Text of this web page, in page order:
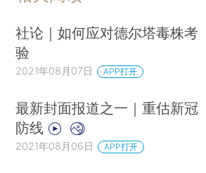
社论｜如何应对德尔塔毒株考
验
2021年08月07日 APP打开
最新封面报道之一｜重估新冠
防线
2021年08月06日 APP打开